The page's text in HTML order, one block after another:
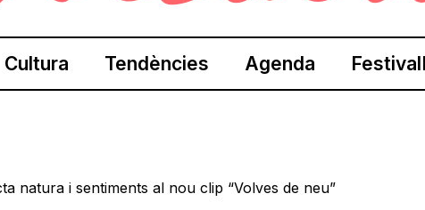
Cultura Tendències Agenda
natura i sentiments al nou clip “Volves de neu”